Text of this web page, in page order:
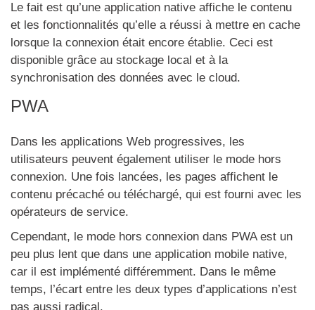
Le fait est qu’une application native affiche le contenu
et les fonctionnalités qu’elle a réussi à mettre en cache
lorsque la connexion était encore établie. Ceci est
disponible grâce au stockage local et à la
synchronisation des données avec le cloud.
PWA
Dans les applications Web progressives, les
utilisateurs peuvent également utiliser le mode hors
connexion. Une fois lancées, les pages affichent le
contenu précaché ou téléchargé, qui est fourni avec les
opérateurs de service.
Cependant, le mode hors connexion dans PWA est un
peu plus lent que dans une application mobile native,
car il est implémenté différemment. Dans le même
temps, l’écart entre les deux types d’applications n’est
pas aussi radical.